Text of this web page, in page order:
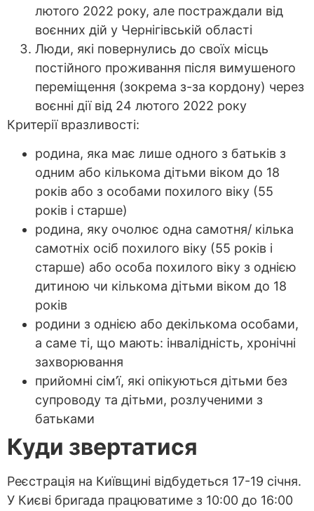
лютого 2022 року, але постраждали від
воєнних дій у Чернігівській області
Люди, які повернулись до своїх місць
постійного проживання після вимушеного
переміщення (зокрема з-за кордону) через
воєнні дії від 24 лютого 2022 року
Критерії вразливості:
родина, яка має лише одного з батьків з
одним або кількома дітьми віком до 18
років або з особами похилого віку (55
років і старше)
родина, яку очолює одна самотня/ кілька
самотніх осіб похилого віку (55 років і
старше) або особа похилого віку з однією
дитиною чи кількома дітьми віком до 18
років
родини з однією або декількома особами,
а саме ті, що мають: інвалідність, хронічні
захворювання
прийомні сім’ї, які опікуються дітьми без
супроводу та дітьми, розлученими з
батьками
Куди звертатися
Реєстрація на Київщині відбудеться 17-19 січня.
У Києві бригада працюватиме з 10:00 до 16:00